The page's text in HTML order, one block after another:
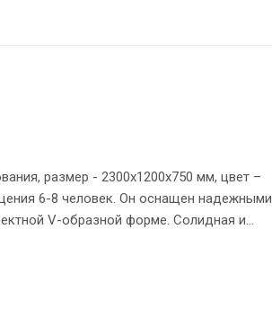
размер - 2300х1200х750 мм, цвет –
6-8 человек. Он оснащен надежными
V-образной форме. Солидная и
высоте опоры обеспечат столу